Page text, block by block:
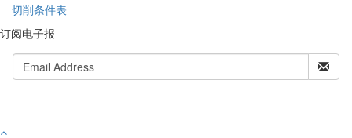
切削条件表
订阅电子报